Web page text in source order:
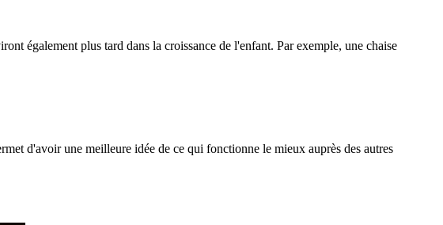
également plus tard dans la croissance de l'enfant. Par exemple, une chaise
d'avoir une meilleure idée de ce qui fonctionne le mieux auprès des autres